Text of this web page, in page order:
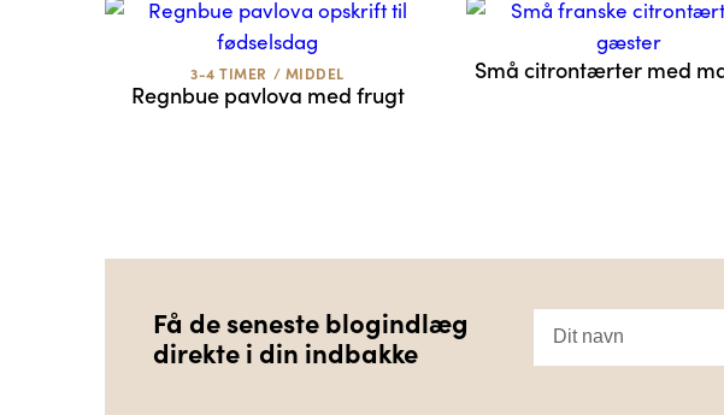
3-4 TIMER / MIDDEL
Regnbue pavlova med frugt
Små citrontærter med
Få de seneste blogindlæg
direkte i din indbakke